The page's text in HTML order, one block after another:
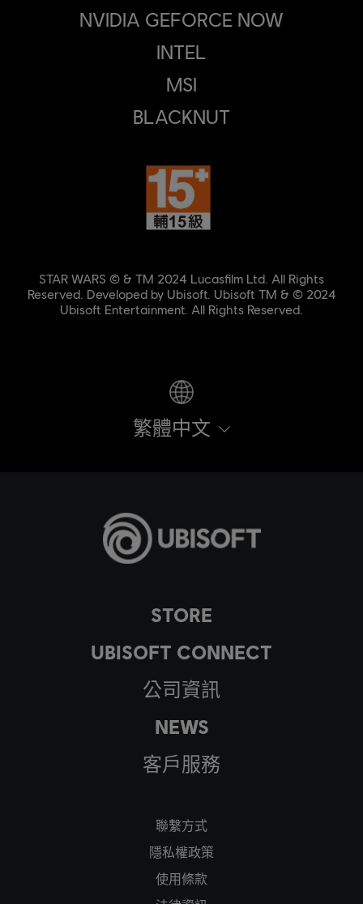
STORE
UBISOFT CONNECT
公司資訊
NEWS
客戶服務
聯繫方式
隱私權政策
使用條款
NVIDIA GEFORCE NOW
INTEL
MSI
BLACKNUT
STAR WARS © & TM 2024 Lucasfilm Ltd. All Rights
Reserved. Developed by Ubisoft. Ubisoft TM & © 2024
Ubisoft Entertainment. All Rights Reserved.
繁體中文